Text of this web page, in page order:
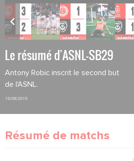
Le résumé d'ASNL-SB29
Antony Robic inscrit le second but
de l'ASNL.
15/08/2015
Résumé de matchs